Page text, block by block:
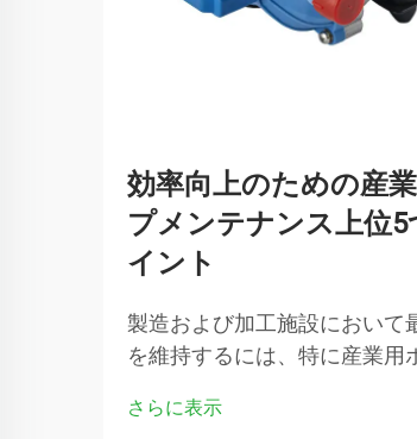
効率向上のための産
プメンテナンス上位5
イント
製造および加工施設において
を維持するには、特に産業用
認するために、重要な設備に
さらに表示